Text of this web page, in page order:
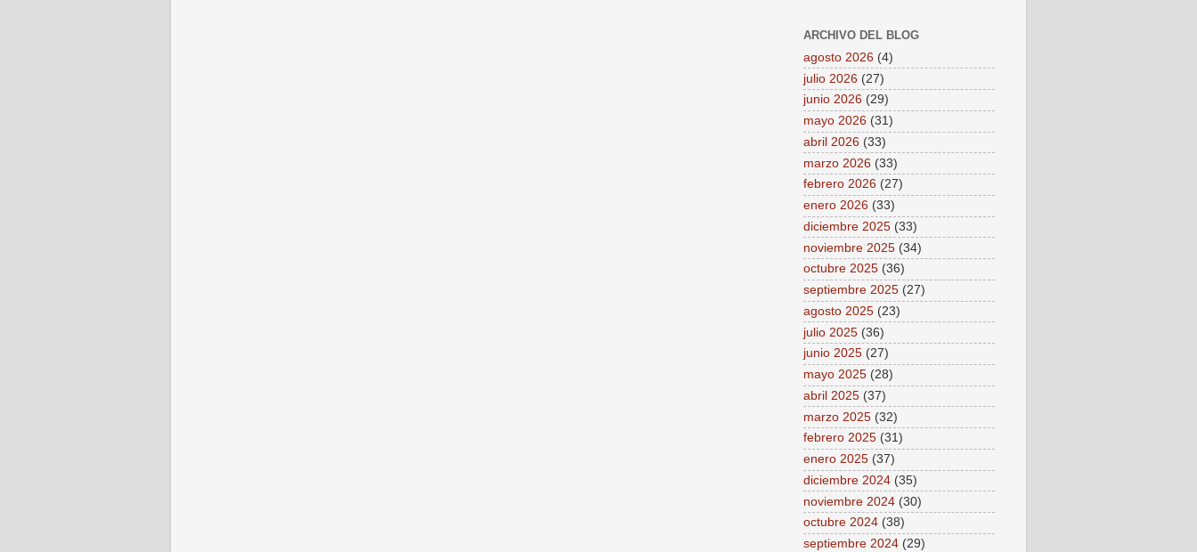
ARCHIVO DEL BLOG
agosto 2026 (4)
julio 2026 (27)
junio 2026 (29)
mayo 2026 (31)
abril 2026 (33)
marzo 2026 (33)
febrero 2026 (27)
enero 2026 (33)
diciembre 2025 (33)
noviembre 2025 (34)
octubre 2025 (36)
septiembre 2025 (27)
agosto 2025 (23)
julio 2025 (36)
junio 2025 (27)
mayo 2025 (28)
abril 2025 (37)
marzo 2025 (32)
febrero 2025 (31)
enero 2025 (37)
diciembre 2024 (35)
noviembre 2024 (30)
octubre 2024 (38)
septiembre 2024 (29)